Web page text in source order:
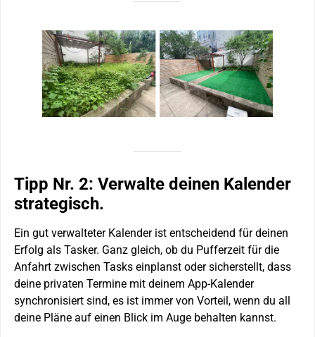
Tipp Nr. 2: Verwalte deinen Kalender
strategisch.
Ein gut verwalteter Kalender ist entscheidend für deinen
Erfolg als Tasker. Ganz gleich, ob du Pufferzeit für die
Anfahrt zwischen Tasks einplanst oder sicherstellt, dass
deine privaten Termine mit deinem App-Kalender
synchronisiert sind, es ist immer von Vorteil, wenn du all
deine Pläne auf einen Blick im Auge behalten kannst.